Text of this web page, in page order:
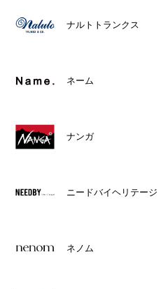
ナルトトランクス
ネーム
ナンガ
ニードバイヘリテージ
ネノム